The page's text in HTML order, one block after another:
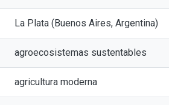
La Plata (Buenos Aires, Argentina)
agroecosistemas sustentables
agricultura moderna